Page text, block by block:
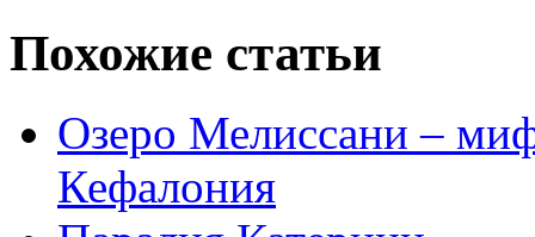
Похожие статьи
Озеро Мелиссани –
Кефалония